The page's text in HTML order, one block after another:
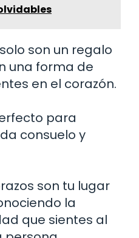
son un regalo
una forma de
en el corazón.
para
consuelo y
son tu lugar
la
que sientes al